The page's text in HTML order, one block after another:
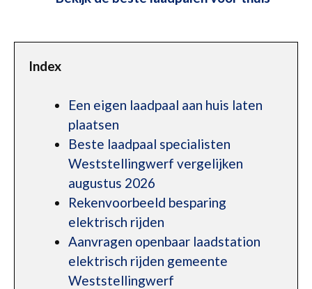
Index
Een eigen laadpaal aan huis laten
plaatsen
Beste laadpaal specialisten
Weststellingwerf vergelijken
augustus 2026
Rekenvoorbeeld besparing
elektrisch rijden
Aanvragen openbaar laadstation
elektrisch rijden gemeente
Weststellingwerf